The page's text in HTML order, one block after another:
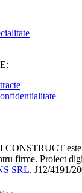
CONSTRUCT
firme. Proiect
SRL, J12/4191/